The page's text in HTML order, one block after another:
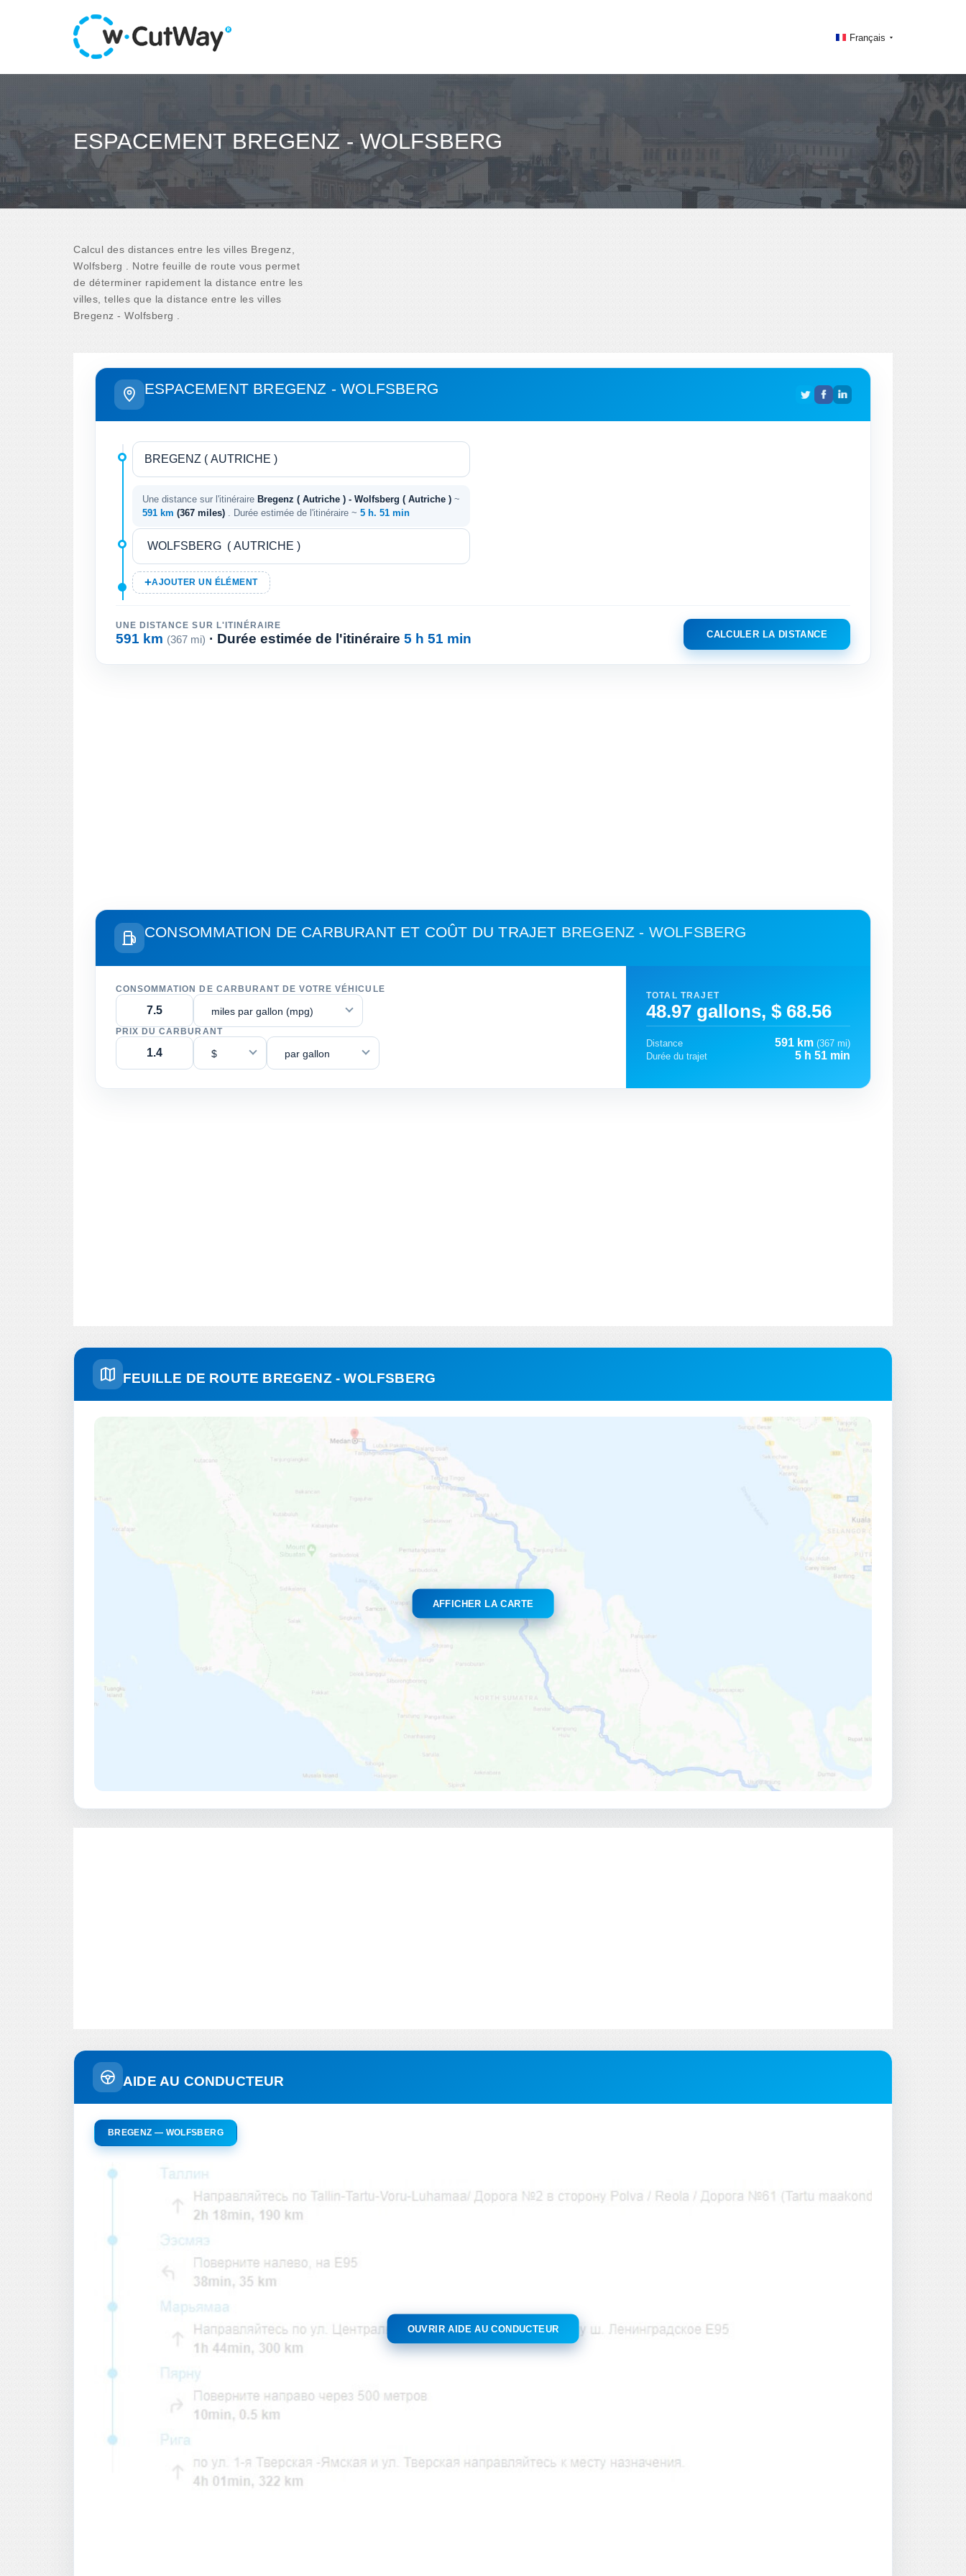
Français
ESPACEMENT BREGENZ - WOLFSBERG
Calcul des distances entre les villes Bregenz,
Wolfsberg . Notre feuille de route vous permet
de déterminer rapidement la distance entre les
villes, telles que la distance entre les villes
Bregenz - Wolfsberg .
ESPACEMENT BREGENZ - WOLFSBERG
Une distance sur l'itinéraire Bregenz ( Autriche ) - Wolfsberg ( Autriche ) ~
591 km (367 miles) . Durée estimée de l'itinéraire ~ 5 h. 51 min
AJOUTER UN ÉLÉMENT
UNE DISTANCE SUR L'ITINÉRAIRE
591 km (367 mi) · Durée estimée de l'itinéraire 5 h 51 min CALCULER LA DISTANCE
CONSOMMATION DE CARBURANT ET COÛT DU TRAJET BREGENZ - WOLFSBERG
CONSOMMATION DE CARBURANT DE VOTRE VÉHICULE
miles par gallon (mpg)
PRIX DU CARBURANT
$ par gallon
TOTAL TRAJET
48.97 gallons, $ 68.56
Distance 591 km (367 mi)
Durée du trajet
5 h 51 min
FEUILLE DE ROUTE BREGENZ - WOLFSBERG
AFFICHER LA CARTE
AIDE AU CONDUCTEUR
BREGENZ — WOLFSBERG
OUVRIR AIDE AU CONDUCTEUR